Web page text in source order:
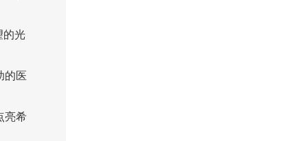
的光
的医
亮希